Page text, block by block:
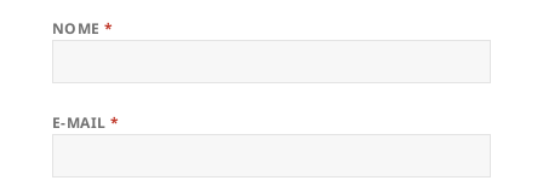
NOME*
E-MAIL*